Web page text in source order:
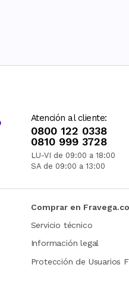
Atención al cliente:
0800 122 0338
0810 999 3728
LU-VI de 09:00 a 18:00
SA de 09:00 a 13:00
Comprar en
Servicio técnico
Información legal
Protección de Usuarios